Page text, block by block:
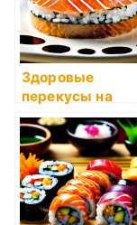
Здоровые
перекусы на
каждый день